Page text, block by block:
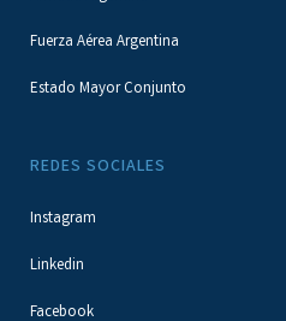
Fuerza Aérea Argentina
Estado Mayor Conjunto
REDES SOCIALES
Instagram
Linkedin
Facebook